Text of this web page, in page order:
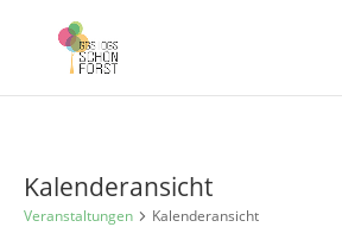
Kalenderansicht
Veranstaltungen Kalenderansicht